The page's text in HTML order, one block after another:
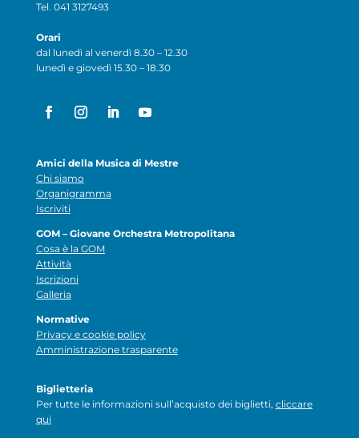
Tel. 041 3127493
Orari
dal lunedì al venerdì 8.30 – 12.30
lunedì e giovedì 15.30 – 18.30
Amici della Musica di Mestre
Chi siamo
Organigramma
Iscriviti
GOM – Giovane Orchestra Metropolitana
Cosa è la GOM
Attività
Iscrizioni
Galleria
Normative
Privacy e cookie policy
Amministrazione trasparente
Biglietteria
Per tutte le informazioni sull’acquisto dei biglietti, cliccare
qui